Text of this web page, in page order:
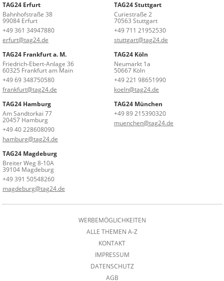
TAG24 Erfurt
Bahnhofstraße 38
99084 Erfurt
+49 361 34947880
erfurt@tag24.de
TAG24 Stuttgart
Curiestraße 2
70563 Stuttgart
+49 711 21952530
stuttgart@tag24.de
TAG24 Frankfurt a. M.
Friedrich-Ebert-Anlage 36
60325 Frankfurt am Main
+49 69 348750580
frankfurt@tag24.de
TAG24 Köln
Neumarkt 1a
50667 Köln
+49 221 98651990
koeln@tag24.de
TAG24 Hamburg
Am Sandtorkai 77
20457 Hamburg
+49 40 228608090
hamburg@tag24.de
TAG24 München
+49 89 215390320
muenchen@tag24.de
TAG24 Magdeburg
Breiter Weg 8-10A
39104 Magdeburg
+49 391 50548260
magdeburg@tag24.de
WERBEMÖGLICHKEITEN
ALLE THEMEN A-Z
KONTAKT
IMPRESSUM
DATENSCHUTZ
AGB